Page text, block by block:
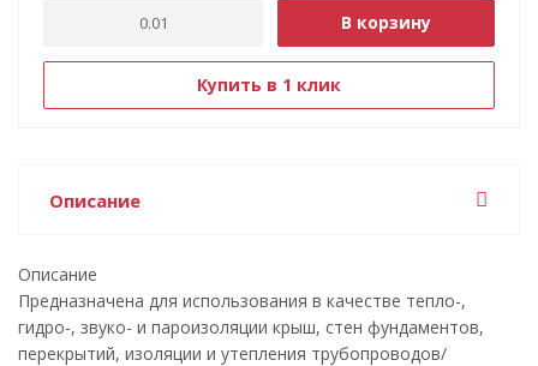
В корзину
Купить в 1 клик
Описание
Описание
Предназначена для использования в качестве тепло-,
гидро-, звуко- и пароизоляции крыш, стен фундаментов,
перекрытий, изоляции и утепления трубопроводов/